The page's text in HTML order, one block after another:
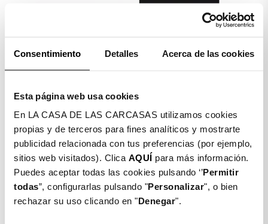
Consentimiento Detalles Acerca de las cookies
Esta página web usa cookies
En LA CASA DE LAS CARCASAS utilizamos cookies
propias y de terceros para fines analíticos y mostrarte
publicidad relacionada con tus preferencias (por ejemplo,
sitios web visitados). Clica AQUÍ para más información.
Puedes aceptar todas las cookies pulsando ‘’Permitir
todas”, configurarlas pulsando "Personalizar", o bien
rechazar su uso clicando en "Denegar".
Detalles producto
COLGANTE BRILLOS NIGHT
COLLECTION PARA MÓVIL
$ 7.490